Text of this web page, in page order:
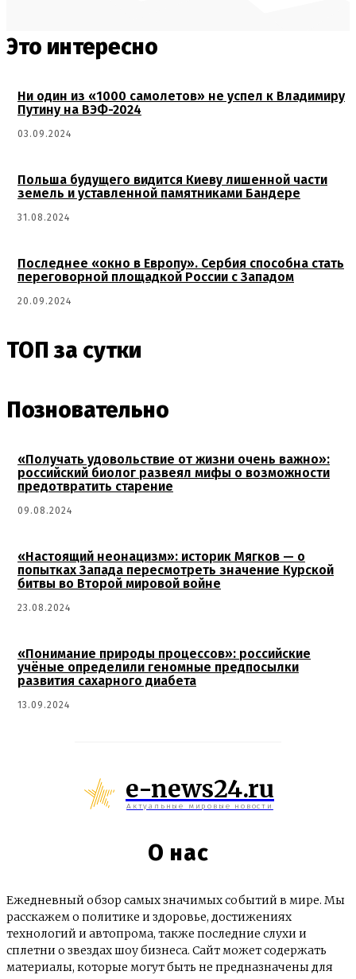
Это интересно
Ни один из «1000 самолетов» не успел к Владимиру
Путину на ВЭФ-2024
03.09.2024
Польша будущего видится Киеву лишенной части
земель и уставленной памятниками Бандере
31.08.2024
Последнее «окно в Европу». Сербия способна стать
переговорной площадкой России с Западом
20.09.2024
ТОП за сутки
Позновательно
«Получать удовольствие от жизни очень важно»:
российский биолог развеял мифы о возможности
предотвратить старение
09.08.2024
«Настоящий неонацизм»: историк Мягков — о
попытках Запада пересмотреть значение Курской
битвы во Второй мировой войне
23.08.2024
«Понимание природы процессов»: российские
учёные определили геномные предпосылки
развития сахарного диабета
13.09.2024
e-news24.ru
Актуальные мировые новости
О нас
Ежедневный обзор самых значимых событий в мире. Мы
расскажем о политике и здоровье, достижениях
технологий и автопрома, также последние слухи и
сплетни о звездах шоу бизнеса. Сайт может содержать
материалы, которые могут быть не предназначены для